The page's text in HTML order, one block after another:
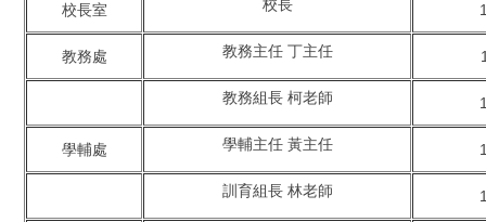
校長室 校長
教務處 教務主任 丁主任
教務組長 柯老師
學輔處 學輔主任 黃主任
訓育組長 林老師